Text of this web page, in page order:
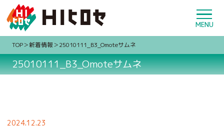
TOP 新着情報 25010111_B3_Omoteサムネ
25010111_B3_Omoteサムネ
2024.12.23